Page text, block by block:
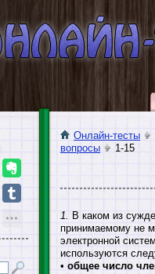
Онлайн-тесты
вопросы
1-15
1.
В каком из
принимаемому не
электронной
используются
• общее число